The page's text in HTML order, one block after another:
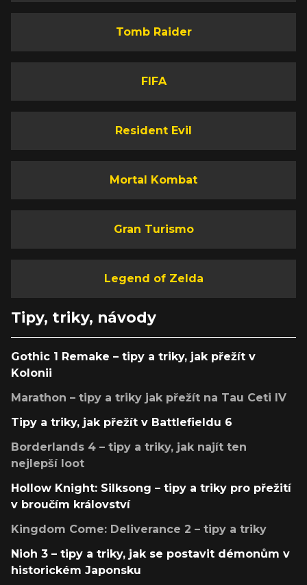
Tomb Raider
FIFA
Resident Evil
Mortal Kombat
Gran Turismo
Legend of Zelda
Tipy, triky, návody
Gothic 1 Remake – tipy a triky, jak přežít v
Kolonii
Marathon – tipy a triky jak přežít na Tau Ceti IV
Tipy a triky, jak přežít v Battlefieldu 6
Borderlands 4 – tipy a triky, jak najít ten
nejlepší loot
Hollow Knight: Silksong – tipy a triky pro přežití
v broučím království
Kingdom Come: Deliverance 2 – tipy a triky
Nioh 3 – tipy a triky, jak se postavit démonům v
historickém Japonsku